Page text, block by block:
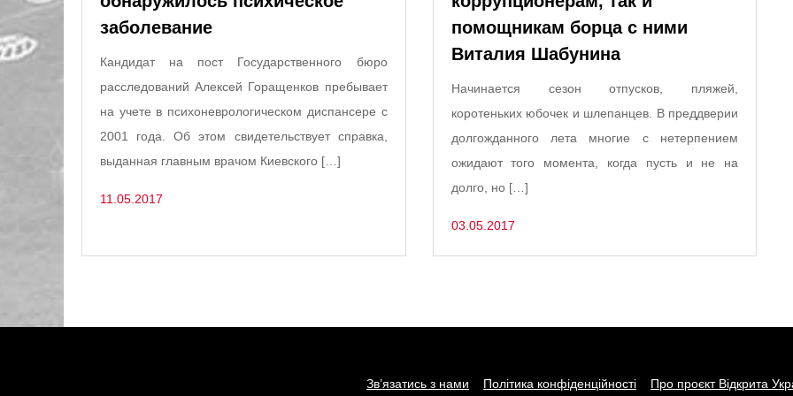
заболевание
Кандидат на пост Государственного бюро
расследований Алексей Горащенков пребывает
на учете в психоневрологическом диспансере с
2001 года. Об этом свидетельствует справка,
выданная главным врачом Киевского […]
11.05.2017
помощникам борца с ними
Виталия Шабунина
Начинается сезон отпусков, пляжей,
коротеньких юбочек и шлепанцев. В преддверии
долгожданного лета многие с нетерпением
ожидают того момента, когда пусть и не на
долго, но […]
03.05.2017
Зв’язатись з нами Політика конфіденційності Про проєкт Відкрита